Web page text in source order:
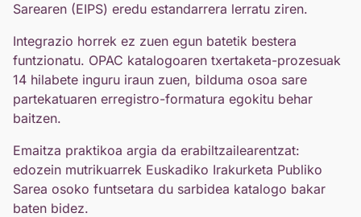
Sarearen (EIPS) eredu estandarrera lerratu ziren.
Integrazio horrek ez zuen egun batetik bestera
funtzionatu. OPAC katalogoaren txertaketa-prozesuak
14 hilabete inguru iraun zuen, bilduma osoa sare
partekatuaren erregistro-formatura egokitu behar
baitzen.
Emaitza praktikoa argia da erabiltzailearentzat:
edozein mutrikuarrek Euskadiko Irakurketa Publiko
Sarea osoko funtsetara du sarbidea katalogo bakar
baten bidez.